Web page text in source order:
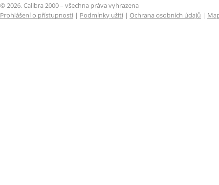
© 2026, Calibra 2000 – všechna práva vyhrazena
Prohlášení o přístupnosti | Podmínky užití| Ochrana osobních údajů |